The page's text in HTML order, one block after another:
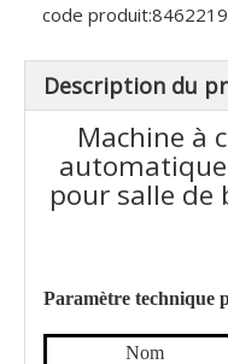
code produit:
Description du
Machine à
pour salle de
Paramètre technique
Nom